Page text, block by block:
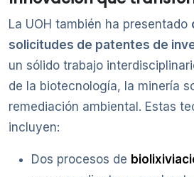
La UOH también ha presentado
solicitudes de patentes de
un sólido trabajo
de la biotecnología, la minería
remediación ambiental. Estas
incluyen:
Dos procesos de